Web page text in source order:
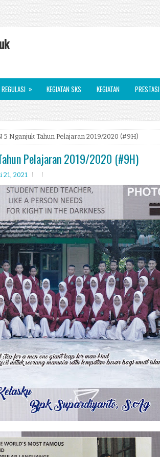
REGULASI » KEGIATAN SKS KEGIATAN PRESTASI
5 Nganjuk Tahun Pelajaran 2019/2020 (#9H)
Pelajaran 2019/2020 (#9H)
21, 2021